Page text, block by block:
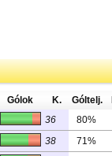
Gólok K. Góltelj.
36 80%
38 71%